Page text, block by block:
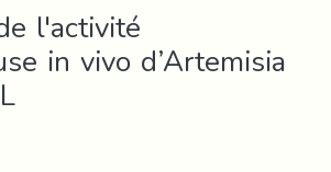
l'activité
in vivo d’Artemisia